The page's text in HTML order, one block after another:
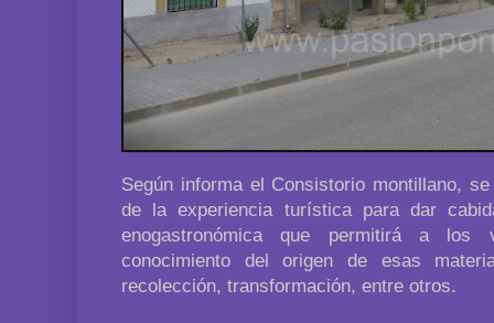
Según informa el Consistorio montillano,
de la experiencia turística para dar
enogastronómica que permitirá a los
conocimiento del origen de esas
recolección, transformación, entre otros.